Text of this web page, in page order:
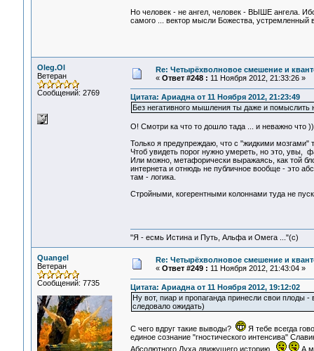
Но человек - не ангел, человек - ВЫШЕ ангела.
самого ... вектор мысли Божества, устремленный
Oleg.Ol
Ветеран
Сообщений: 2769
Re: Четырёхволновое смешение и
« Ответ #248 : 11 Ноября 2012, 21:33:26 »
Цитата: Ариадна от 11 Ноября 2012, 21:23:49
Без негативного мышления ты даже и
О! Смотри ка что то дошло тада ... и неважно что
Только я предупреждаю, что с "жидкими мозгами"
Чтоб увидеть порог нужно умереть, но это, увы,
Или можно, метафорически выражаясь, как той
интернета и отнюдь не публичное вообще - это
там - логика.
Стройными, когерентными колоннами туда не
"Я - есмь Истина и Путь, Альфа и Омега ..."(с)
Quangel
Ветеран
Сообщений: 7735
Re: Четырёхволновое смешение и
« Ответ #249 : 11 Ноября 2012, 21:43:04 »
Цитата: Ариадна от 11 Ноября 2012, 19:12:02
Ну вот, пиар и пропаганда принесли свои плоды
следовало ожидать)
C чего вдруг такие выводы?
Я тебе всегда
единое сознание "гностического интенсива"
Абсолютного Духа,движущего историю.
А